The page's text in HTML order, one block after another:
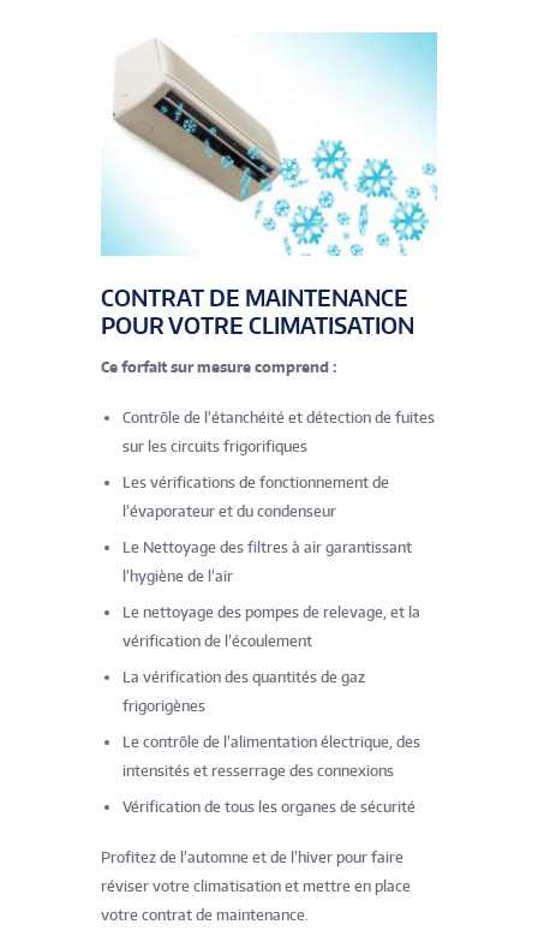
CONTRAT DE MAINTENANCE
POUR VOTRE CLIMATISATION
Ce forfait sur mesure comprend :
Contrôle de l’étanchéité et détection de fuites
sur les circuits frigorifiques
Les vériﬁcations de fonctionnement de
l’évaporateur et du condenseur
Le Nettoyage des ﬁltres à air garantissant
l’hygiène de l’air
Le nettoyage des pompes de relevage, et la
vérification de l’écoulement
La vériﬁcation des quantités de gaz
frigorigènes
Le contrôle de l’alimentation électrique, des
intensités et resserrage des connexions
Vérification de tous les organes de sécurité
Profitez de l’automne et de l’hiver pour faire
réviser votre climatisation et mettre en place
votre contrat de maintenance.